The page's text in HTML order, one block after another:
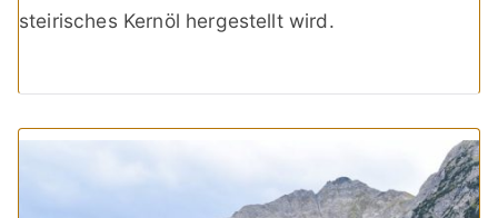
steirisches Kernöl hergestellt wird.